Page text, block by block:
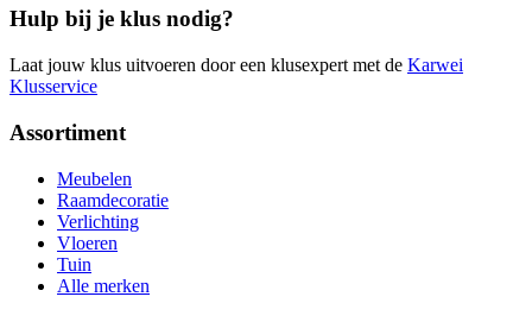
Hulp bij je klus nodig?
Laat jouw klus uitvoeren door een klusexpert met de Karwei
Klusservice
Assortiment
Meubelen
Raamdecoratie
Verlichting
Vloeren
Tuin
Alle merken